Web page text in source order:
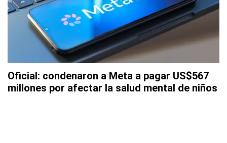
Oficial: condenaron a Meta a pagar US$567
millones por afectar la salud mental de niños